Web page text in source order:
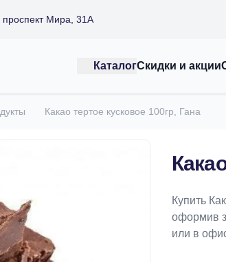
Мира, 31А
КаталогСкидки и акции
Какао тертое кусковое 100гр, Гана
Купить
оформив
или в